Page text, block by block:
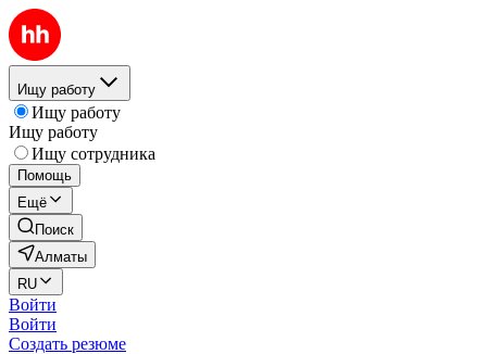
Ищу работу
Ищу работу
Ищу работу
Ищу сотрудника
Помощь
Ещё
Поиск
Алматы
RU
Войти
Войти
Создать резюме